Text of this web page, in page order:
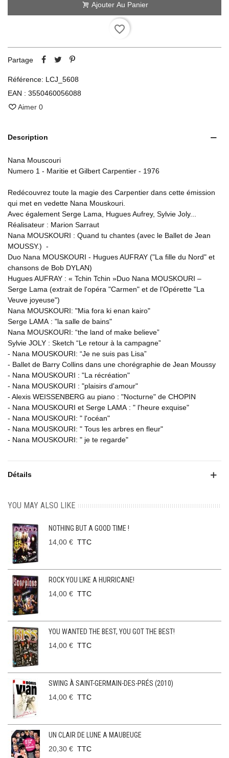
Ajouter Au Panier
favorite_border
Partage
Référence: LCJ_5608
EAN : 3550460056088
Aimer 0
Description
Nana Mouscouri
Numero 1 - Maritie et Gilbert Carpentier - 1976
Redécouvrez toute la magie des Carpentier dans cette émission
qui met en vedette Nana Mouskouri.
Avec également Serge Lama, Hugues Aufrey, Sylvie Joly...
Réalisateur : Marion Sarraut
Nana MOUSKOURI : Quand tu chantes (avec le Ballet de Jean
MOUSSY.) -
Duo Nana MOUSKOURI - Hugues AUFRAY ("La fille du Nord" et
chansons de Bob DYLAN)
Hugues AUFRAY : « Tchin Tchin »Duo Nana MOUSKOURI –
Serge Lama (extrait de l'opéra "Carmen" et de l'Opérette "La
Veuve joyeuse")
Nana MOUSKOURI: "Mia fora ki enan kairo"
Serge LAMA : "la salle de bains"
Nana MOUSKOURI: “the land of make believe”
Sylvie JOLY : Sketch “Le retour à la campagne”
- Nana MOUSKOURI: “Je ne suis pas Lisa”
- Ballet de Barry Collins dans une chorégraphie de Jean Moussy
- Nana MOUSKOURI : "La récréation"
- Nana MOUSKOURI : "plaisirs d'amour"
- Alexis WEISSENBERG au piano : "Nocturne" de CHOPIN
- Nana MOUSKOURI et Serge LAMA : " l'heure exquise"
- Nana MOUSKOURI: " l'océan"
- Nana MOUSKOURI: " Tous les arbres en fleur"
- Nana MOUSKOURI: " je te regarde"
Détails
YOU MAY ALSO LIKE
NOTHING BUT A GOOD TIME !
14,00 € TTC
ROCK YOU LIKE A HURRICANE!
14,00 € TTC
YOU WANTED THE BEST, YOU GOT THE BEST!
14,00 € TTC
SWING À SAINT-GERMAIN-DES-PRÉS (2010)
14,00 € TTC
UN CLAIR DE LUNE A MAUBEUGE
20,30 € TTC